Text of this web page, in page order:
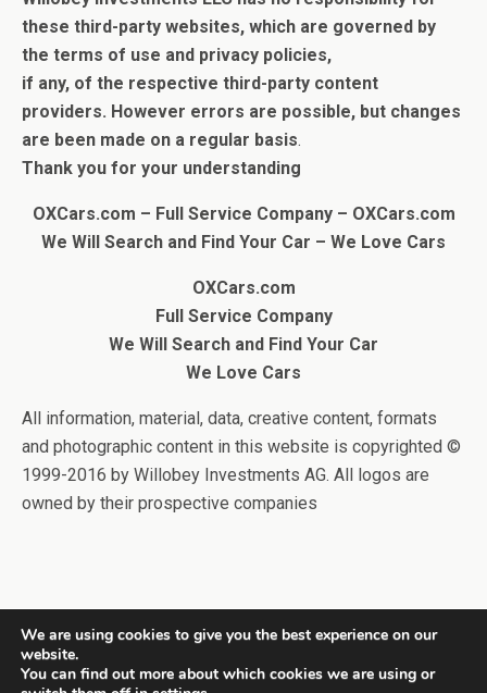
these third-party websites, which are governed by
the terms of use and privacy policies,
if any, of the respective third-party content
providers. However errors are possible, but changes
are been made on a regular basis.
Thank you for your understanding
OXCars.com – Full Service Company – OXCars.com
We Will Search and Find Your Car – We Love Cars
OXCars.com
Full Service Company
We Will Search and Find Your Car
We Love Cars
All information, material, data, creative content, formats
and photographic content in this website is copyrighted ©
1999-2016 by Willobey Investments AG. All logos are
owned by their prospective companies
We are using cookies to give you the best experience on our
website.
You can find out more about which cookies we are using or